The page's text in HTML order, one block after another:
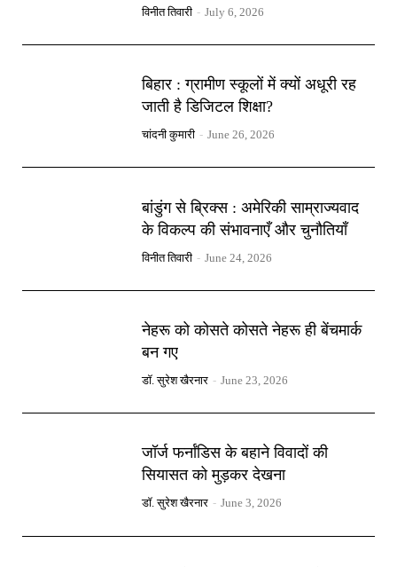
विनीत तिवारी - July 6, 2026
बिहार : ग्रामीण स्कूलों में क्यों अधूरी रह
जाती है डिजिटल शिक्षा?
चांदनी कुमारी - June 26, 2026
बांडुंग से ब्रिक्स : अमेरिकी साम्राज्यवाद
के विकल्प की संभावनाएँ और चुनौतियाँ
विनीत तिवारी - June 24, 2026
नेहरू को कोसते कोसते नेहरू ही बेंचमार्क
बन गए
डॉ. सुरेश खैरनार - June 23, 2026
जॉर्ज फर्नांडिस के बहाने विवादों की
सियासत को मुड़कर देखना
डॉ. सुरेश खैरनार - June 3, 2026